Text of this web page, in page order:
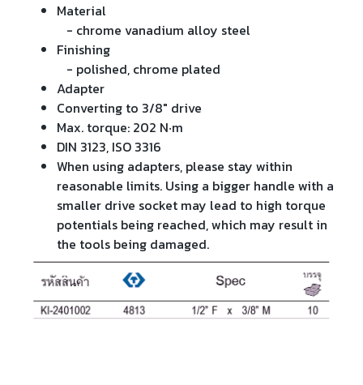
Material
- chrome vanadium alloy steel
Finishing
- polished, chrome plated
Adapter
Converting to 3/8" drive
Max. torque: 202 N‧m
DIN 3123, ISO 3316
When using adapters, please stay within
reasonable limits. Using a bigger handle with a
smaller drive socket may lead to high torque
potentials being reached, which may result in
the tools being damaged.